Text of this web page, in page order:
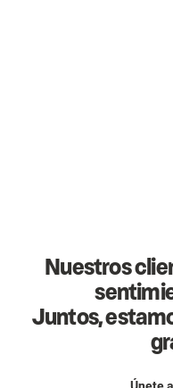
Nuestros
Juntos,